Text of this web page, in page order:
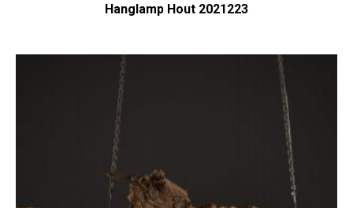
Hanglamp Hout 2021223